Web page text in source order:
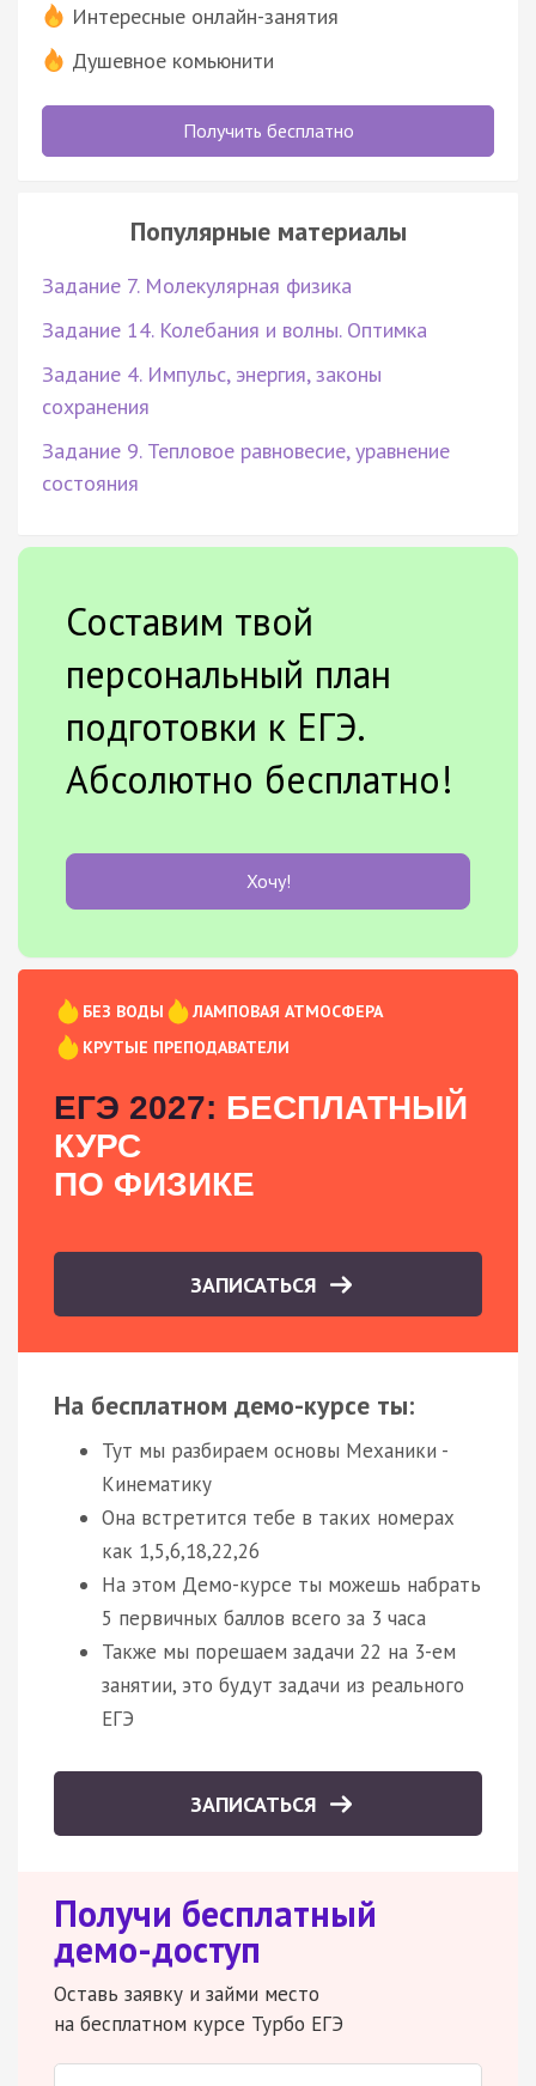
Интересные онлайн-занятия
Душевное комьюнити
Получить бесплатно
Популярные материалы
Задание 7. Молекулярная физика
Задание 14. Колебания и волны. Оптимка
Задание 4. Импульс, энергия, законы
сохранения
Задание 9. Тепловое равновесие, уравнение
состояния
Составим твой
персональный план
подготовки к ЕГЭ.
Абсолютно бесплатно!
Хочу!
БЕЗ ВОДЫ
ЛАМПОВАЯ АТМОСФЕРА
КРУТЫЕ ПРЕПОДАВАТЕЛИ
ЕГЭ 2027: БЕСПЛАТНЫЙ
КУРС
ПО ФИЗИКЕ
ЗАПИСАТЬСЯ
На бесплатном демо-курсе ты:
Тут мы разбираем основы Механики -
Кинематику
Она встретится тебе в таких номерах
как 1,5,6,18,22,26
На этом Демо-курсе ты можешь набрать
5 первичных баллов всего за 3 часа
Также мы порешаем задачи 22 на 3-ем
занятии, это будут задачи из реального
ЕГЭ
ЗАПИСАТЬСЯ
Получи бесплатный
демо-доступ
Оставь заявку и займи место
на бесплатном курсе Турбо ЕГЭ